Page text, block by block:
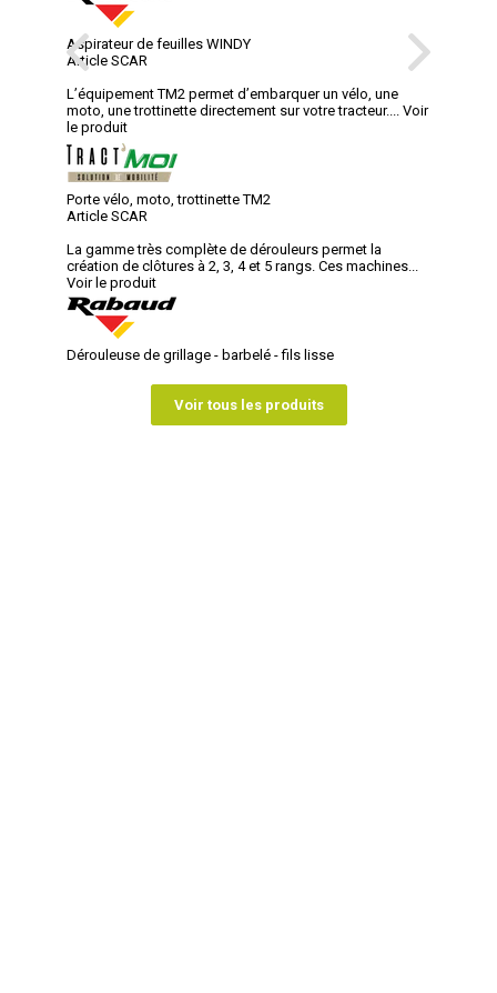
Aspirateur de feuilles WINDY
Article SCAR
L’équipement TM2 permet d’embarquer un vélo, une
moto, une trottinette directement sur votre tracteur....
Voir
le produit
Porte vélo, moto, trottinette TM2
Article SCAR
La gamme très complète de dérouleurs permet la
création de clôtures à 2, 3, 4 et 5 rangs. Ces machines...
Voir le produit
Dérouleuse de grillage - barbelé - fils lisse
Voir tous les produits